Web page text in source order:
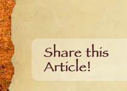
Share this
Article!